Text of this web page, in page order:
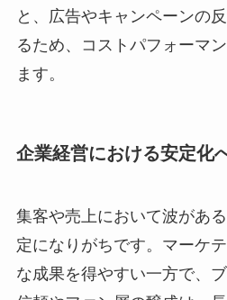
と、広告やキャンペーンの
るため、コストパフォーマ
ます。
企業経営における安定化
集客や売上において波があ
定になりがちです。マーケ
な成果を得やすい一方で、